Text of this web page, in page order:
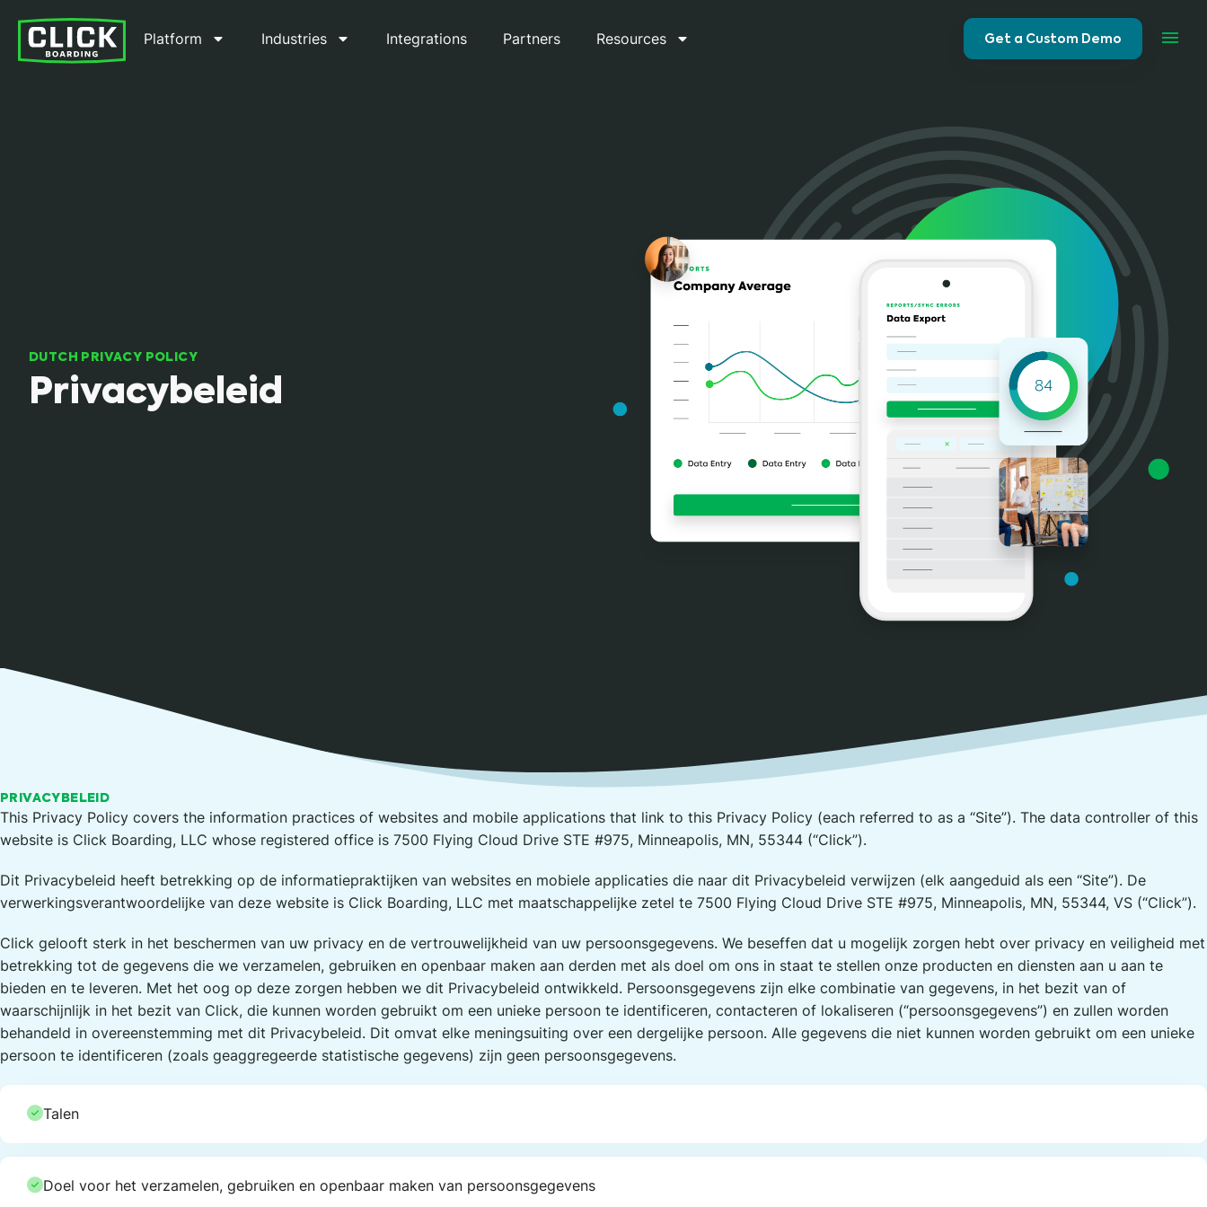
Platform Industries Integrations Partners Resources Get a Custom Demo
DUTCH PRIVACY POLICY
Privacybeleid
PRIVACYBELEID
This Privacy Policy covers the information practices of websites and mobile applications that link to this Privacy Policy (each referred to as a “Site”). The data controller of this
website is Click Boarding, LLC whose registered office is 7500 Flying Cloud Drive STE #975, Minneapolis, MN, 55344 (“Click”).
Dit Privacybeleid heeft betrekking op de informatiepraktijken van websites en mobiele applicaties die naar dit Privacybeleid verwijzen (elk aangeduid als een “Site”). De
verwerkingsverantwoordelijke van deze website is Click Boarding, LLC met maatschappelijke zetel te 7500 Flying Cloud Drive STE #975, Minneapolis, MN, 55344, VS (“Click”).
Click gelooft sterk in het beschermen van uw privacy en de vertrouwelijkheid van uw persoonsgegevens. We beseffen dat u mogelijk zorgen hebt over privacy en veiligheid met
betrekking tot de gegevens die we verzamelen, gebruiken en openbaar maken aan derden met als doel om ons in staat te stellen onze producten en diensten aan u aan te
bieden en te leveren. Met het oog op deze zorgen hebben we dit Privacybeleid ontwikkeld. Persoonsgegevens zijn elke combinatie van gegevens, in het bezit van of
waarschijnlijk in het bezit van Click, die kunnen worden gebruikt om een unieke persoon te identificeren, contacteren of lokaliseren (“persoonsgegevens”) en zullen worden
behandeld in overeenstemming met dit Privacybeleid. Dit omvat elke meningsuiting over een dergelijke persoon. Alle gegevens die niet kunnen worden gebruikt om een unieke
persoon te identificeren (zoals geaggregeerde statistische gegevens) zijn geen persoonsgegevens.
Talen
Doel voor het verzamelen, gebruiken en openbaar maken van persoonsgegevens